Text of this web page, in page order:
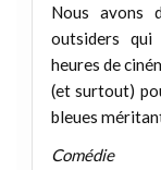
Nous avons
outsiders qui
heures de
(et surtout)
bleues
Comédie